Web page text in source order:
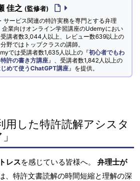
佳之 (監修者)
サービス関連の特許実務を専門とする弁理
企業向けオンライン学習講座のUdemyにおい
講者数3,044人以上、レビュー数639以上の
野ではトップクラスの講師。
では受講者数1,635人以上の『初心者でもわ
許の書き方講座 』、受講者数1,842人以上の
めて使うChatGPT講座 』を提供。
用した特許読解アシスタ
レスを感じている皆様へ。 弁理士が
、特許文書読解の時間短縮と理解の深